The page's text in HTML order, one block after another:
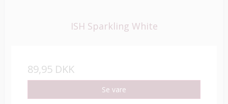
ISH Sparkling White
89,95 DKK
Se vare